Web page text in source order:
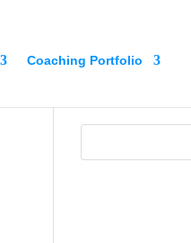
Coaching Portfolio